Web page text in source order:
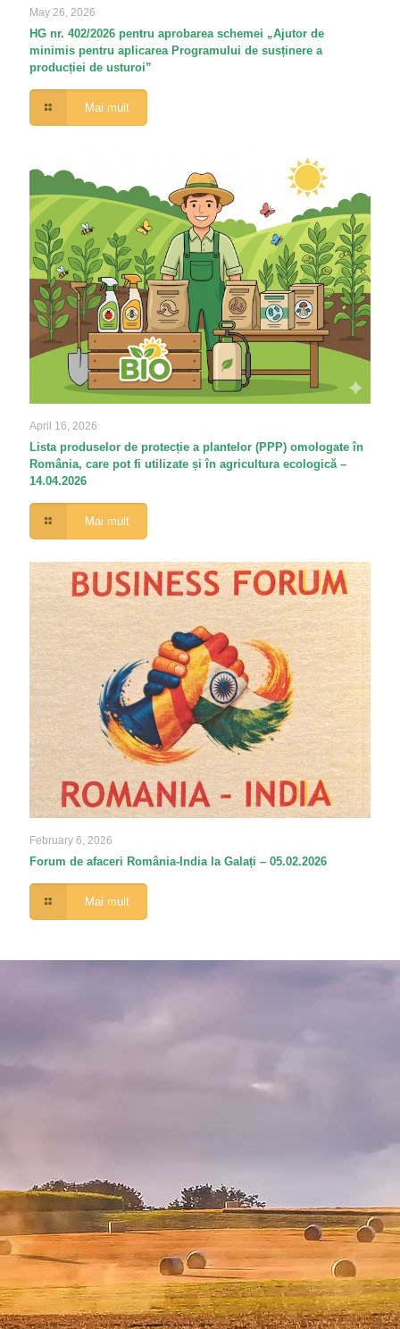
May 26, 2026
HG nr. 402/2026 pentru aprobarea schemei „Ajutor de
minimis pentru aplicarea Programului de susținere a
producției de usturoi”
Mai mult
April 16, 2026
Lista produselor de protecție a plantelor (PPP) omologate în
România, care pot fi utilizate și în agricultura ecologică –
14.04.2026
Mai mult
February 6, 2026
Forum de afaceri România-India la Galați – 05.02.2026
Mai mult